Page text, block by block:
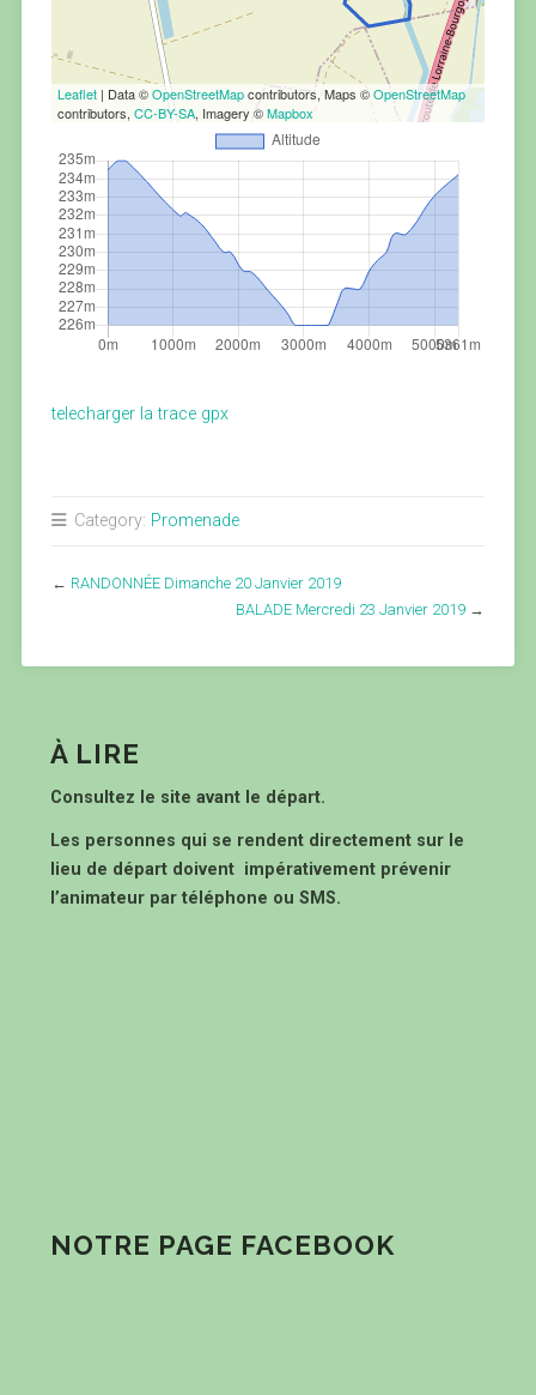
Leaflet| Data ©OpenStreetMapcontributors, Maps ©OpenStreetMap
contributors, CC-BY-SA, Imagery ©Mapbox
telecharger la trace gpx
Category: Promenade
← RANDONNÉE Dimanche 20 Janvier 2019
BALADE Mercredi 23 Janvier 2019 →
À LIRE
Consultez le site avant le départ.
Les personnes qui se rendent directement sur le
lieu de départ doivent impérativement prévenir
l’animateur par téléphone ou SMS.
NOTRE PAGE FACEBOOK